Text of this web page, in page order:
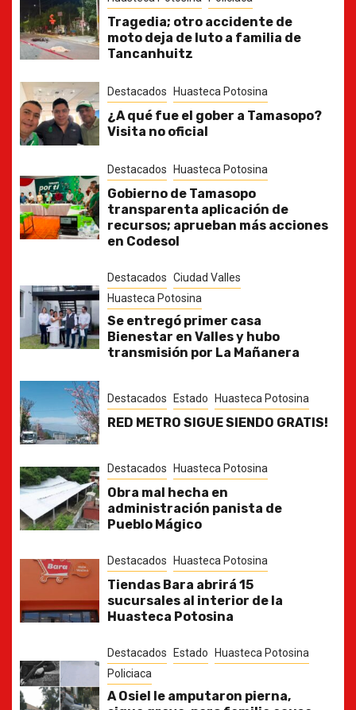
Tragedia; otro accidente de
moto deja de luto a familia de
Tancanhuitz
Destacados Huasteca Potosina
¿A qué fue el gober a Tamasopo?
Visita no oficial
Destacados Huasteca Potosina
Gobierno de Tamasopo
transparenta aplicación de
recursos; aprueban más acciones
en Codesol
Destacados Ciudad Valles
Huasteca Potosina
Se entregó primer casa
Bienestar en Valles y hubo
transmisión por La Mañanera
Destacados Estado Huasteca Potosina
RED METRO SIGUE SIENDO GRATIS!
Destacados Huasteca Potosina
Obra mal hecha en
administración panista de
Pueblo Mágico
Destacados Huasteca Potosina
Tiendas Bara abrirá 15
sucursales al interior de la
Huasteca Potosina
Destacados Estado Huasteca Potosina
Policiaca
A Osiel le amputaron pierna,